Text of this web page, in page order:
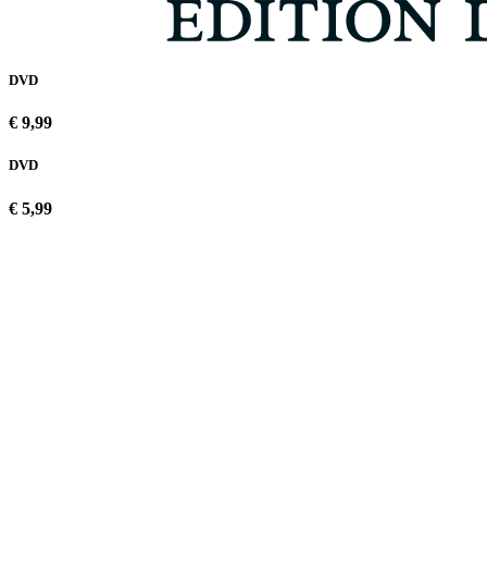
DVD
€ 9,99
DVD
€ 5,99